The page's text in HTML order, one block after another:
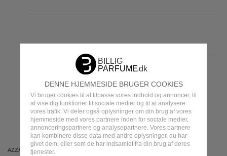
DENNE HJEMMESIDE BRUGER COOKIES
Vi bruger cookies til at tilpasse vores indhold og annoncer, til
at vise dig funktioner til sociale medier og til at analysere
vores trafik. Vi deler også oplysninger om din brug af vores
hjemmeside med vores partnere inden for sociale medier,
annonceringspartnere og analysepartnere. Vores partnere
kan kombinere disse data med andre oplysninger, du har
givet dem, eller som de har indsamlet fra din brug af deres
tjenester.
MEST POPULÆRE
MÆRKER
AZZARO